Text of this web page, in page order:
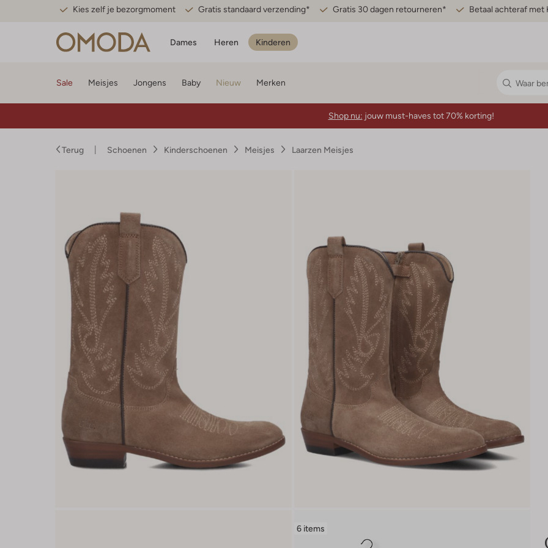
Kies zelf je bezorgmoment Gratis standaard verzending* Gratis 30 dagen retourneren* Betaal achteraf met
Dames Heren Kinderen
Sale Meisjes Jongens Baby Nieuw Merken
Shop nu: jouw must-haves tot 70% korting!
Terug Schoenen Kinderschoenen Meisjes Laarzen Meisjes
6 items